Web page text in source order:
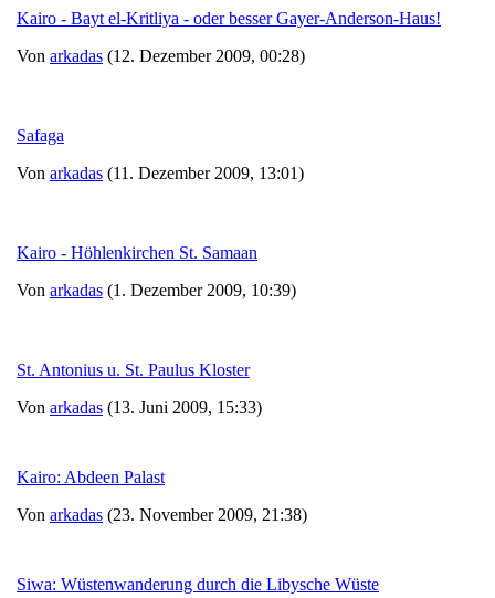
Kairo - Bayt el-Kritliya - oder besser Gayer-Anderson-Haus!
Von arkadas (12. Dezember 2009, 00:28)
Safaga
Von arkadas (11. Dezember 2009, 13:01)
Kairo - Höhlenkirchen St. Samaan
Von arkadas (1. Dezember 2009, 10:39)
St. Antonius u. St. Paulus Kloster
Von arkadas (13. Juni 2009, 15:33)
Kairo: Abdeen Palast
Von arkadas (23. November 2009, 21:38)
Siwa: Wüstenwanderung durch die Libysche Wüste